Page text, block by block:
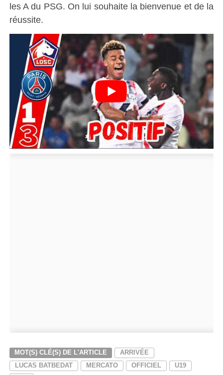
les A du PSG. On lui souhaite la bienvenue et de la
réussite.
MOT(S) CLÉ(S) DE L'ARTICLE
ARRIVÉE
LUCAS BATBEDAT
MERCATO OFFICIEL
U19